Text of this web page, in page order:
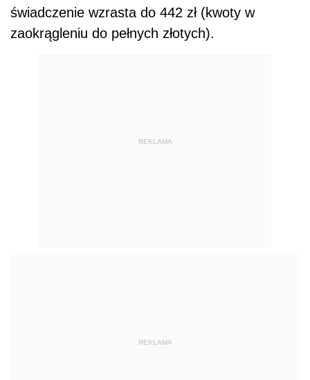
świadczenie wzrasta do 442 zł (kwoty w
zaokrągleniu do pełnych złotych).
REKLAMA
REKLAMA